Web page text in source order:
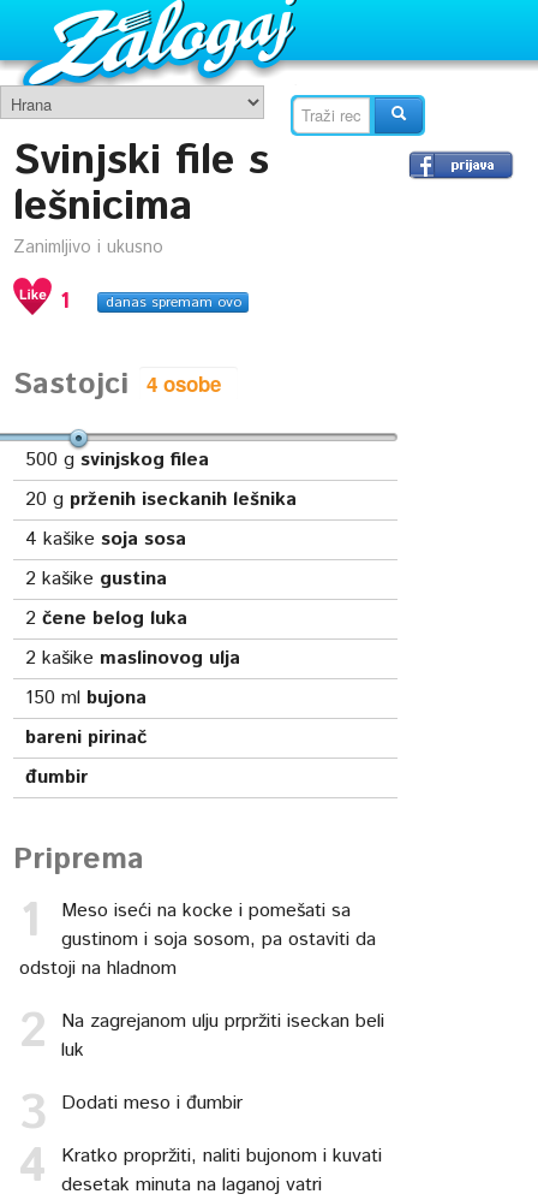
Svinjski file s
lešnicima
Zanimljivo i ukusno
1 danas spremam ovo
Sastojci
500 gsvinjskog filea
20 g prženih iseckanih lešnika
4 kašikesoja sosa
2 kašike gustina
2 čene belog luka
2 kašike maslinovog ulja
150 ml bujona
bareni pirinač
đumbir
Priprema
Meso iseći na kocke i pomešati sa
gustinom i soja sosom, pa ostaviti da
odstoji na hladnom
Na zagrejanom ulju prpržiti iseckan beli
luk
Dodati meso i đumbir
Kratko propržiti, naliti bujonom i kuvati
desetak minuta na laganoj vatri